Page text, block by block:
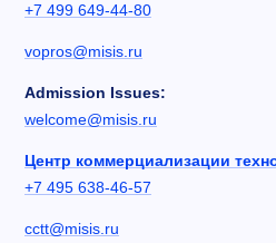
+7 499 649-44-80
vopros@misis.ru
Admission Issues:
welcome@misis.ru
Центр коммерциализации
+7 495 638-46-57
cctt@misis.ru